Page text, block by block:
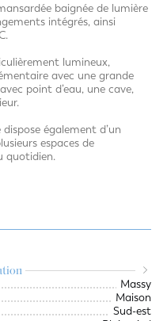
baignée de lumière
intégrés, ainsi
lumineux,
avec une grande
point d’eau, une cave,
également d’un
espaces de
quotidien.
Massy
Maison
Sud-est